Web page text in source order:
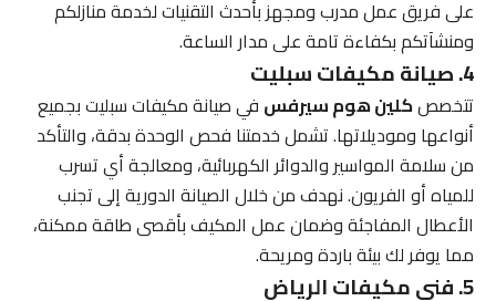
على فريق عمل مدرب ومجهز بأحدث التقنيات لخدمة منازلكم
ومنشآتكم بكفاءة تامة على مدار الساعة.
تتخصصكلين هوم سيرفسفي صيانة مكيفات سبليت بجميع
أنواعها وموديلاتها. تشمل خدمتنا فحص الوحدة بدقة، والتأكد
من سلامة المواسير والدوائر الكهربائية، ومعالجة أي تسرب
للمياه أو الفريون. نهدف من خلال الصيانة الدورية إلى تجنب
الأعطال المفاجئة وضمان عمل المكيف بأقصى طاقة ممكنة،
مما يوفر لك بيئة باردة ومريحة.